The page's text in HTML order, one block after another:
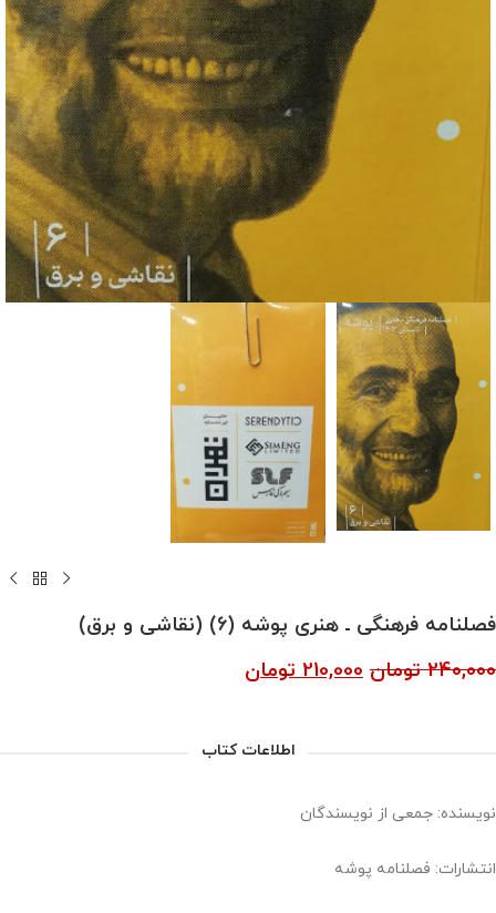
فصلنامه فرهنگی ـ هنری پوشه (6) (نقاشی و برق)
240,000 تومان 210,000 تومان
اطلاعات کتاب
نویسنده: جمعی از نویسندگان
انتشارات: فصلنامه پوشه